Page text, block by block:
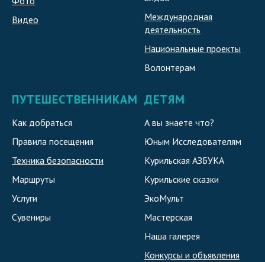
Видео
Международная
деятельность
Национальные проекты
Волонтерам
ПУТЕШЕСТВЕННИКАМ
Как добраться
Правила посещения
Техника безопасности
Маршруты
Услуги
Сувениры
ДЕТЯМ
А вы знаете что?
Юным Исследователям
Курильская АЗБУКА
Курильские сказки
ЭкоМульт
Мастерская
Наша галерея
Конкурсы и объявления